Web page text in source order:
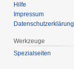
Hilfe
Impressum
Datenschutzerklärung
Werkzeuge
Spezialseiten